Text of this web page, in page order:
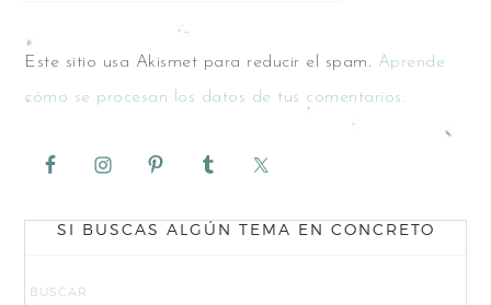
Este sitio usa Akismet para reducir el spam. Aprende
cómo se procesan los datos de tus comentarios.
SI BUSCAS ALGÚN TEMA EN CONCRETO